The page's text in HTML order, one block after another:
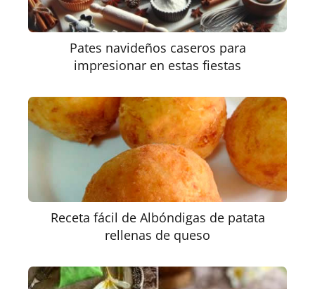
Pates navideños caseros para
impresionar en estas fiestas
Receta fácil de Albóndigas de patata
rellenas de queso